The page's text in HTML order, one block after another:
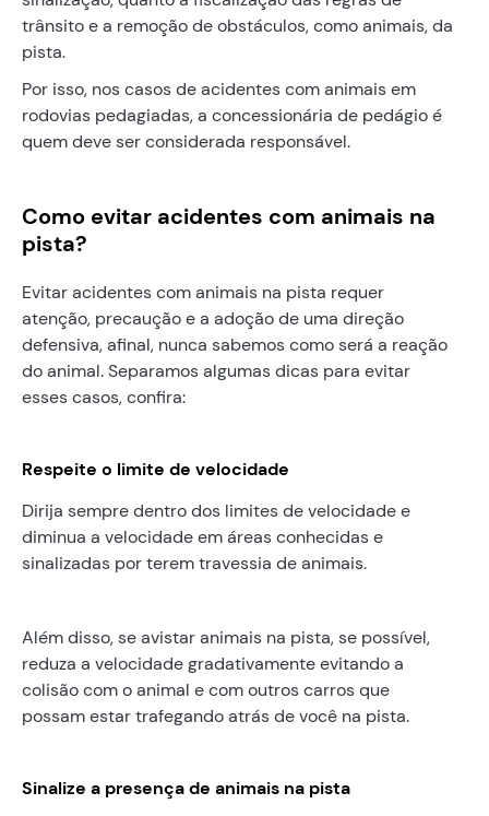
trânsito e a remoção de obstáculos, como animais, da
pista.
Por isso, nos casos de acidentes com animais em
rodovias pedagiadas, a concessionária de pedágio é
quem deve ser considerada responsável.
Como evitar acidentes com animais na
pista?
Evitar acidentes com animais na pista requer
atenção, precaução e a adoção de uma direção
defensiva, afinal, nunca sabemos como será a reação
do animal. Separamos algumas dicas para evitar
esses casos, confira:
Respeite o limite de velocidade
Dirija sempre dentro dos limites de velocidade e
diminua a velocidade em áreas conhecidas e
sinalizadas por terem travessia de animais.
Além disso, se avistar animais na pista, se possível,
reduza a velocidade gradativamente evitando a
colisão com o animal e com outros carros que
possam estar trafegando atrás de você na pista.
Sinalize a presença de animais na pista